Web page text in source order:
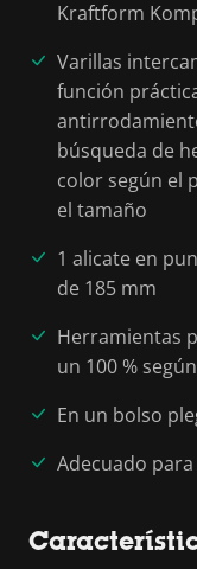
Kraftform
Varillas
función
búsqueda de
color según el
el tamaño
1 alicate en
de 185 mm
Herramientas
un 100 %
En un bolso
Adecuado